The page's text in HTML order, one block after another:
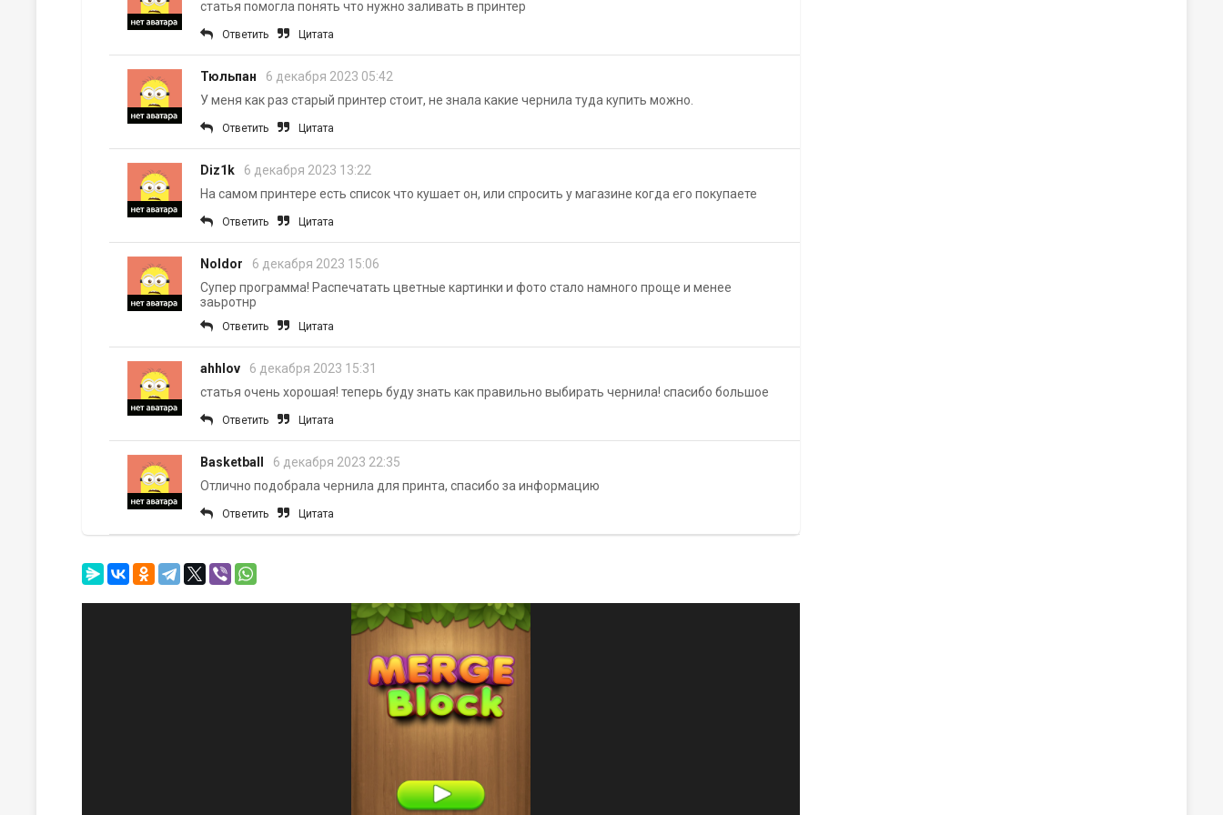
статья помогла понять что нужно заливать в принтер
Ответить Цитата
Тюльпан
6 декабря 2023 05:42
У меня как раз старый принтер стоит, не знала какие чернила туда купить можно.
Ответить Цитата
Diz1k
6 декабря 2023 13:22
На самом принтере есть список что кушает он, или спросить у магазине когда его покупаете
Ответить Цитата
Noldor
6 декабря 2023 15:06
Супер программа! Распечатать цветные картинки и фото стало намного проще и менее
заьротнр
Ответить Цитата
ahhlov
6 декабря 2023 15:31
статья очень хорошая! теперь буду знать как правильно выбирать чернила! спасибо большое
Ответить Цитата
Basketball
6 декабря 2023 22:35
Отлично подобрала чернила для принта, спасибо за информацию
Ответить Цитата